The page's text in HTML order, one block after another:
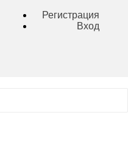
Регистрация
Вход